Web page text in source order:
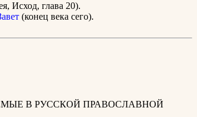
Исход, глава 20).
(конец века сего).
В РУССКОЙ ПРАВОСЛАВНОЙ